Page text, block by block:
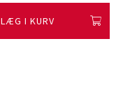
LÆG I KURV